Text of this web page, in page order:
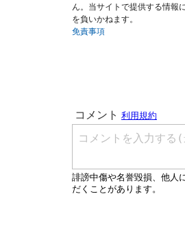
ん。当サイトで提供する情報
を負いかねます。
免責事項